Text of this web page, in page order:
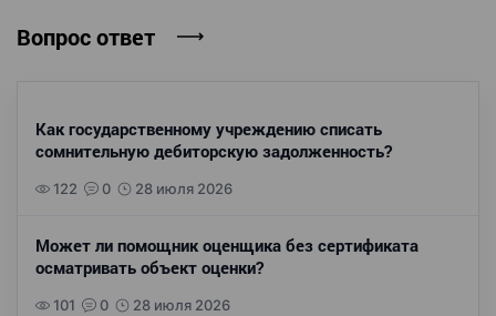
Вопрос ответ
Как государственному учреждению списать
сомнительную дебиторскую задолженность?
122 0 28 июля 2026
Может ли помощник оценщика без сертификата
осматривать объект оценки?
101 0 28 июля 2026